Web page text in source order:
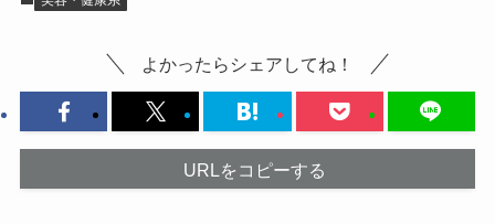
よかったらシェアしてね！
URLをコピーする